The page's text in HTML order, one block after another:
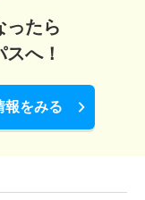
ったら
へ！
報をみる